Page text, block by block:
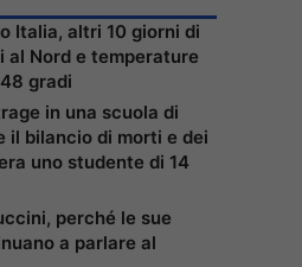
Italia, altri 10 giorni di
al Nord e temperature
gradi
in una scuola di
il bilancio di morti e dei
uno studente di 14
perché le sue
a parlare al